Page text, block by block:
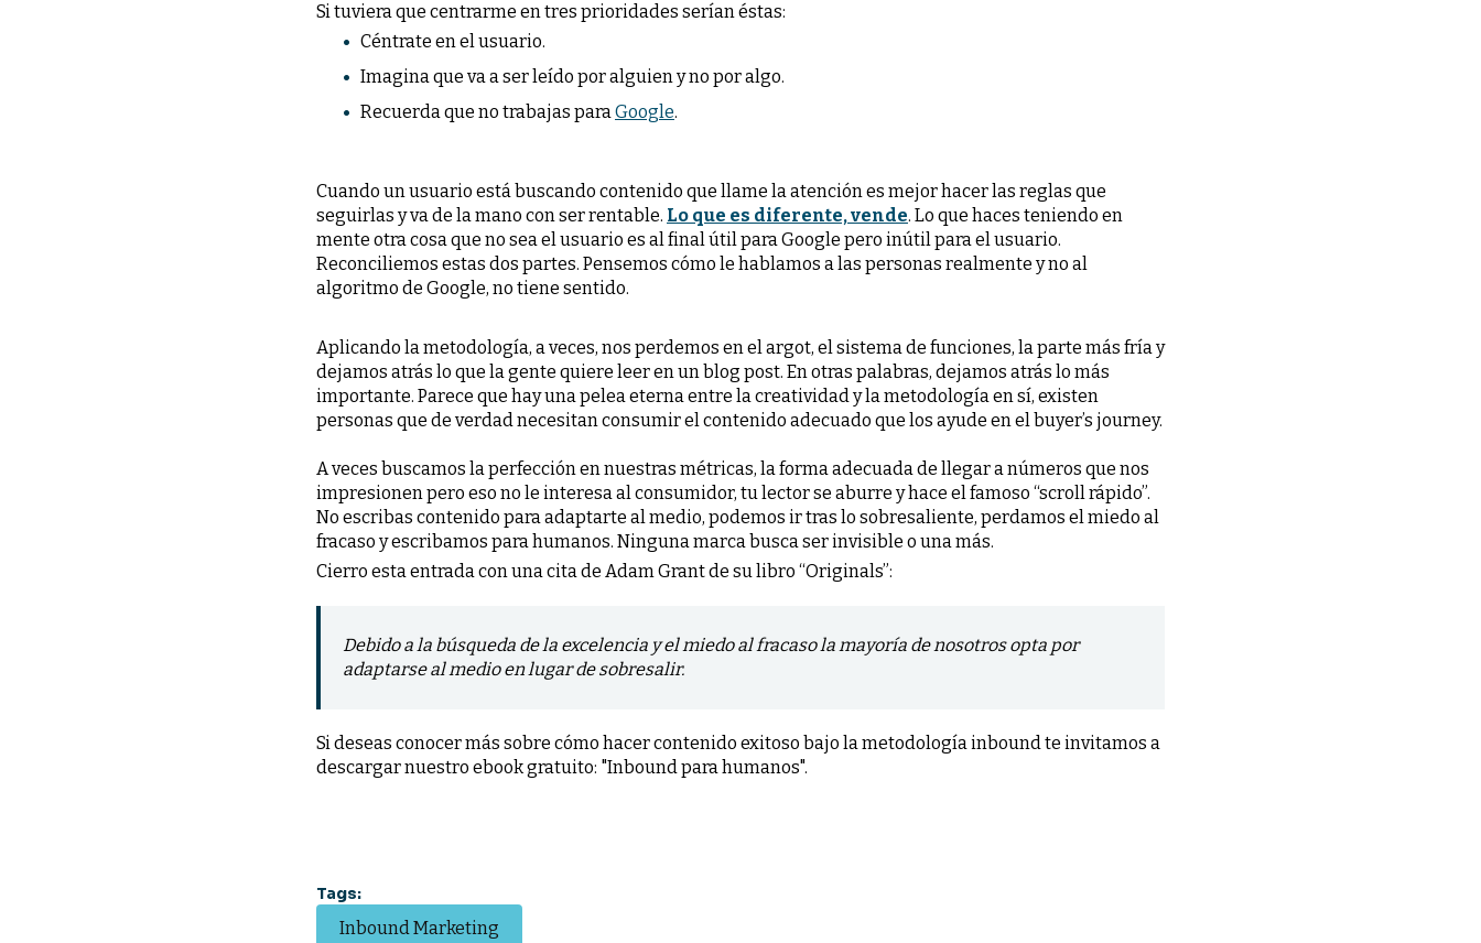
Si tuviera que centrarme en tres prioridades serían éstas:
Céntrate en el usuario.
Imagina que va a ser leído por alguien y no por algo.
Recuerda que no trabajas paraGoogle.
Cuando un usuario está buscando contenido que llame la atención es mejor hacer las reglas que
seguirlas y va de la mano con ser rentable. Lo que es diferente, vende. Lo que haces teniendo en
mente otra cosa que no sea el usuario es al final útil para Google pero inútil para el usuario.
Reconciliemos estas dos partes. Pensemos cómo le hablamos a las personas realmente y no al
algoritmo de Google, no tiene sentido.
Aplicando la metodología, a veces, nos perdemos en el argot, el sistema de funciones, la parte más fría y
dejamos atrás lo que la gente quiere leer en un blog post. En otras palabras, dejamos atrás lo más
importante. Parece que hay una pelea eterna entre la creatividad y la metodología en sí, existen
personas que de verdad necesitan consumir el contenido adecuado que los ayude en el buyer’s journey.
A veces buscamos la perfección en nuestras métricas, la forma adecuada de llegar a números que nos
impresionen pero eso no le interesa al consumidor, tu lector se aburre y hace el famoso “scroll rápido”.
No escribas contenido para adaptarte al medio, podemos ir tras lo sobresaliente, perdamos el miedo al
fracaso y escribamos para humanos. Ninguna marca busca ser invisible o una más.
Cierro esta entrada con una cita de Adam Grant de su libro “Originals”:
Debido a la búsqueda de la excelencia y el miedo al fracaso la mayoría de nosotros opta por
adaptarse al medio en lugar de sobresalir.
Si deseas conocer más sobre cómo hacer contenido exitoso bajo la metodología inbound te invitamos a
descargar nuestro ebook gratuito: "Inbound para humanos".
Tags:
Inbound Marketing